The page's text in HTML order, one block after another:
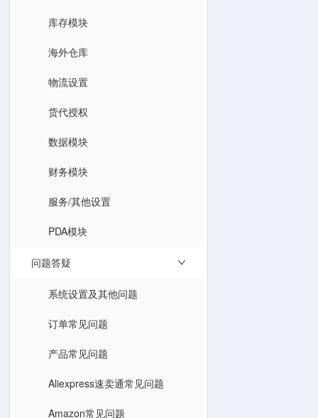
库存模块
海外仓库
物流设置
货代授权
数据模块
财务模块
服务/其他设置
PDA模块
问题答疑
系统设置及其他问题
订单常见问题
产品常见问题
Aliexpress速卖通常见问题
Amazon常见问题